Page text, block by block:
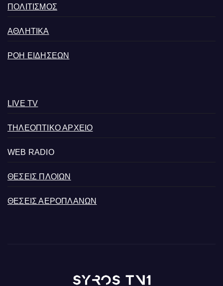
ΠΟΛΙΤΙΣΜΟΣ
ΑΘΛΗΤΙΚΑ
ΡΟΗ ΕΙΔΗΣΕΩΝ
LIVE TV
ΤΗΛΕΟΠΤΙΚΟ ΑΡΧΕΙΟ
WEB RADIO
ΘΕΣΕΙΣ ΠΛΟΙΩΝ
ΘΕΣΕΙΣ ΑΕΡΟΠΛΑΝΩΝ